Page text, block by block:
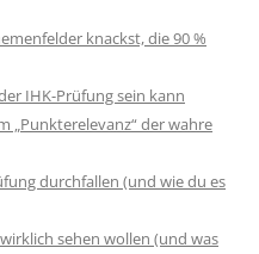
knackst, die 90 %
IHK-Prüfung sein kann
„Punkterelevanz“ der wahre
durchfallen (und wie du es
sehen wollen (und was